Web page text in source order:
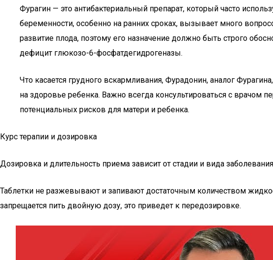
Фурагин — это антибактериальный препарат, который часто
беременности, особенно на ранних сроках, вызывает много
развитие плода, поэтому его назначение должно быть строго
дефицит глюкозо-6-фосфатдегидрогеназы.
Что касается грудного вскармливания, Фурадонин, аналог
на здоровье ребенка. Важно всегда консультироваться с
потенциальных рисков для матери и ребенка.
Курс терапии и дозировка
Дозировка и длительность приема зависит от стадии и вида
Таблетки не разжевывают и запивают достаточным количеством
запрещается пить двойную дозу, это приведет к передозировке.